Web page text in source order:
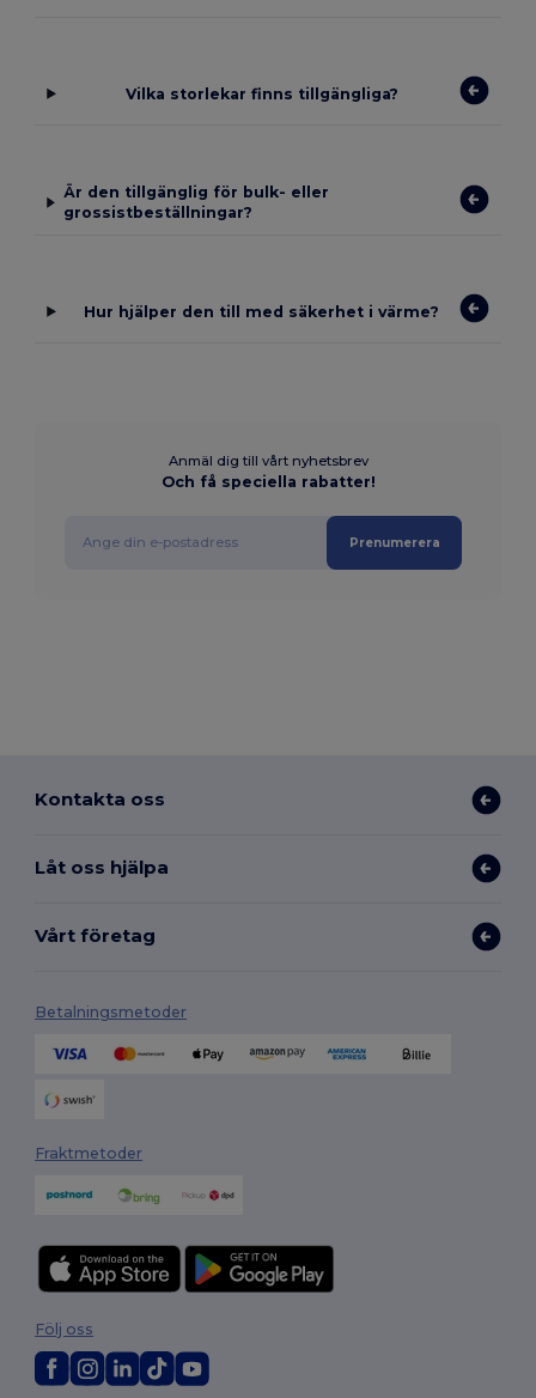
Vilka storlekar finns tillgängliga?
Är den tillgänglig för bulk- eller
grossistbeställningar?
Hur hjälper den till med säkerhet i värme?
Anmäl dig till vårt nyhetsbrev
Och få speciella rabatter!
Prenumerera
Kontakta oss
Låt oss hjälpa
Vårt företag
Betalningsmetoder
Fraktmetoder
Följ oss